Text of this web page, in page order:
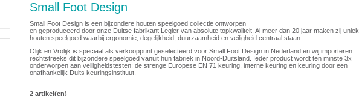
Small Foot Design
Small Foot Design is een bijzondere houten speelgoed collectie ontworpen
en geproduceerd door onze Duitse fabrikant Legler van absolute topkwaliteit. Al meer dan 20 jaar maken zij uniek
houten speelgoed waarbij ergonomie, degelijkheid, duurzaamheid en veiligheid centraal staan.
Olijk en Vrolijk is speciaal als verkooppunt geselecteerd voor Small Foot Design in Nederland en wij importeren
rechtstreeks dit bijzondere speelgoed vanuit hun fabriek in Noord-Duitsland. Ieder product wordt ten minste 3x
onderworpen aan veiligheidstesten: de strenge Europese EN 71 keuring, interne keuring en keuring door een
onafhankelijk Duits keuringsinstituut.
2 artikel(en)